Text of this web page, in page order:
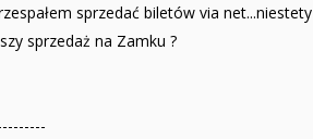
sprzedać biletów via
sprzedaż na Zamku ?